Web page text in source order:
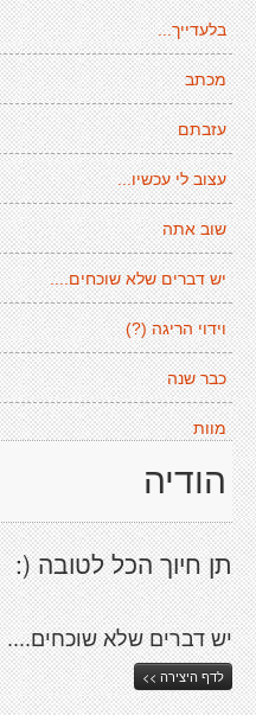
בלעדייך...
מכתב
עזבתם
עצוב לי עכשיו...
שוב אתה
יש דברים שלא שוכחים....
וידוי הריגה (?)
כבר שנה
מוות
הודיה
תן חיוך הכל לטובה (:
יש דברים שלא שוכחים....
לדף היצירה >>